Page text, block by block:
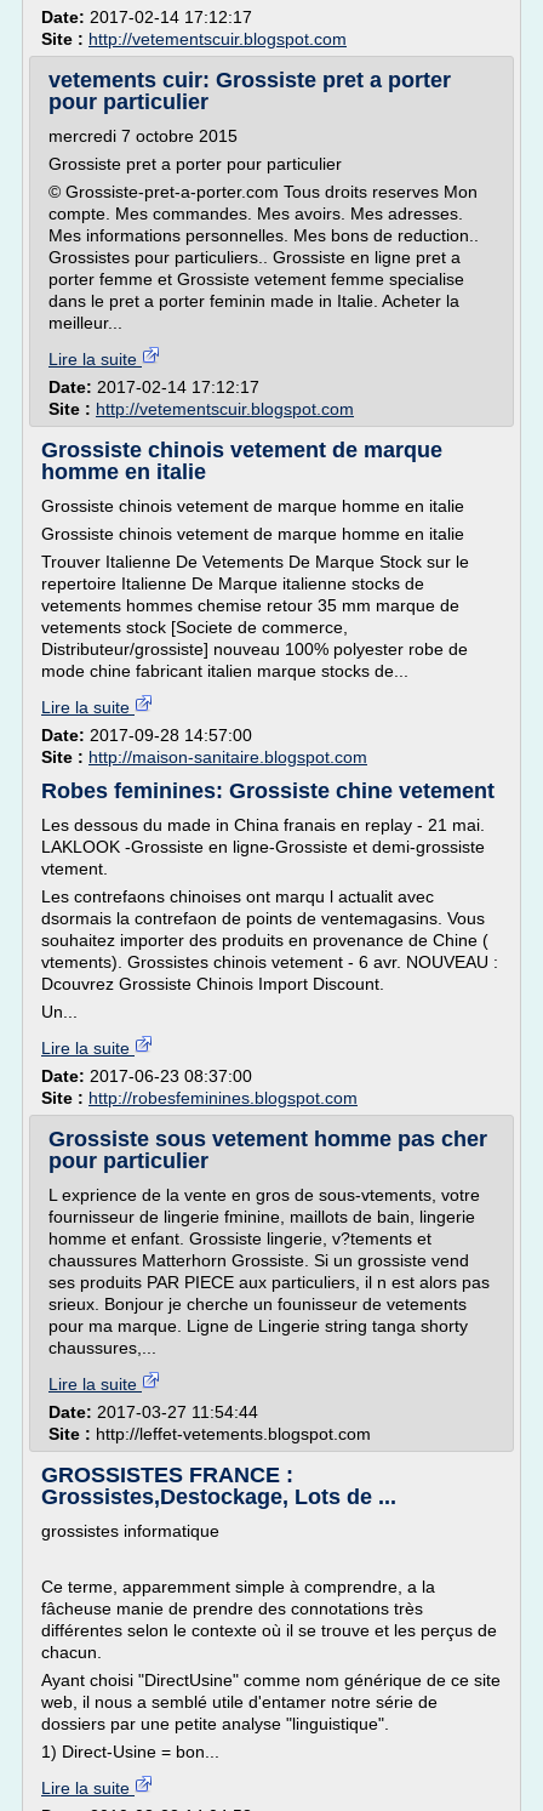
Date: 2017-02-14 17:12:17
Site : http://vetementscuir.blogspot.com
vetements cuir: Grossiste pret a porter
pour particulier
mercredi 7 octobre 2015
Grossiste pret a porter pour particulier
© Grossiste-pret-a-porter.com Tous droits reserves Mon
compte. Mes commandes. Mes avoirs. Mes adresses.
Mes informations personnelles. Mes bons de reduction..
Grossistes pour particuliers.. Grossiste en ligne pret a
porter femme et Grossiste vetement femme specialise
dans le pret a porter feminin made in Italie. Acheter la
meilleur...
Lire la suite
Date: 2017-02-14 17:12:17
Site : http://vetementscuir.blogspot.com
Grossiste chinois vetement de marque
homme en italie
Grossiste chinois vetement de marque homme en italie
Grossiste chinois vetement de marque homme en italie
Trouver Italienne De Vetements De Marque Stock sur le
repertoire Italienne De Marque italienne stocks de
vetements hommes chemise retour 35 mm marque de
vetements stock [Societe de commerce,
Distributeur/grossiste] nouveau 100% polyester robe de
mode chine fabricant italien marque stocks de...
Lire la suite
Date: 2017-09-28 14:57:00
Site : http://maison-sanitaire.blogspot.com
Robes feminines: Grossiste chine vetement
Les dessous du made in China franais en replay - 21 mai.
LAKLOOK -Grossiste en ligne-Grossiste et demi-grossiste
vtement.
Les contrefaons chinoises ont marqu l actualit avec
dsormais la contrefaon de points de ventemagasins. Vous
souhaitez importer des produits en provenance de Chine (
vtements). Grossistes chinois vetement - 6 avr. NOUVEAU :
Dcouvrez Grossiste Chinois Import Discount.
Un...
Lire la suite
Date: 2017-06-23 08:37:00
Site : http://robesfeminines.blogspot.com
Grossiste sous vetement homme pas cher
pour particulier
L exprience de la vente en gros de sous-vtements, votre
fournisseur de lingerie fminine, maillots de bain, lingerie
homme et enfant. Grossiste lingerie, v?tements et
chaussures Matterhorn Grossiste. Si un grossiste vend
ses produits PAR PIECE aux particuliers, il n est alors pas
srieux. Bonjour je cherche un founisseur de vetements
pour ma marque. Ligne de Lingerie string tanga shorty
chaussures,...
Lire la suite
Date: 2017-03-27 11:54:44
Site : http://leffet-vetements.blogspot.com
GROSSISTES FRANCE :
Grossistes,Destockage, Lots de ...
grossistes informatique
Ce terme, apparemment simple à comprendre, a la
fâcheuse manie de prendre des connotations très
différentes selon le contexte où il se trouve et les perçus de
chacun.
Ayant choisi "DirectUsine" comme nom générique de ce site
web, il nous a semblé utile d'entamer notre série de
dossiers par une petite analyse "linguistique".
1) Direct-Usine = bon...
Lire la suite